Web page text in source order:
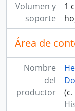
Volumen y
soporte
1
Área de
Nombre
del
productor